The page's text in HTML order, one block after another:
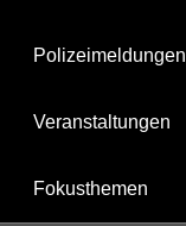
Polizeimeldungen
Veranstaltungen
Fokusthemen